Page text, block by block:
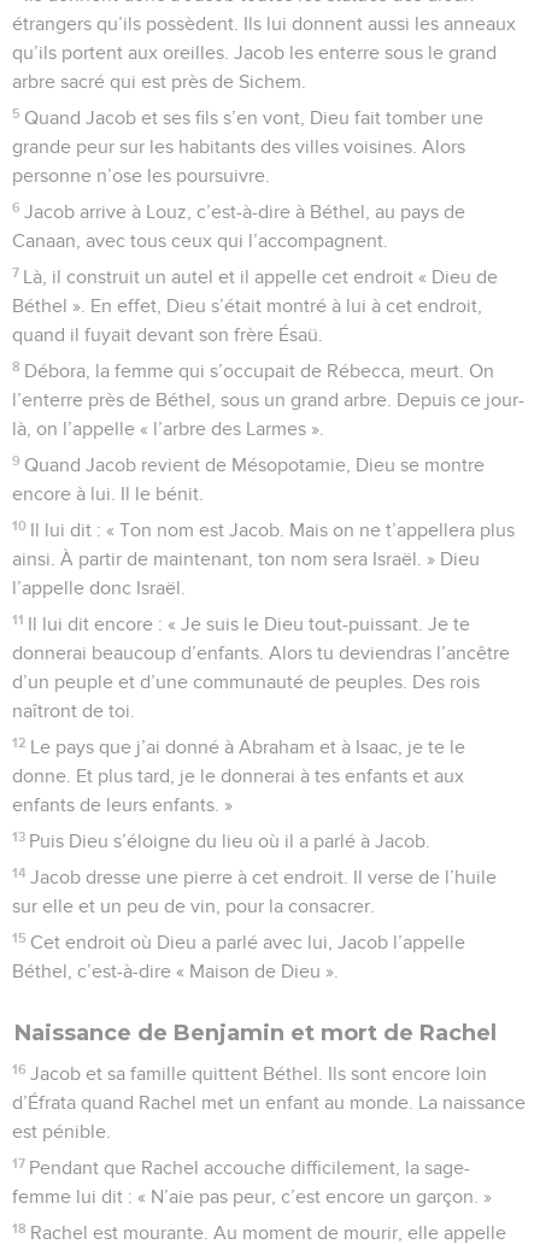
étrangers qu’ils possèdent. Ils lui donnent aussi les anneaux
qu’ils portent aux oreilles. Jacob les enterre sous le grand
arbre sacré qui est près de Sichem.
5 Quand Jacob et ses fils s’en vont, Dieu fait tomber une
grande peur sur les habitants des villes voisines. Alors
personne n’ose les poursuivre.
6 Jacob arrive à Louz, c’est-à-dire à Béthel, au pays de
Canaan, avec tous ceux qui l’accompagnent.
7 Là, il construit un autel et il appelle cet endroit « Dieu de
Béthel ». En effet, Dieu s’était montré à lui à cet endroit,
quand il fuyait devant son frère Ésaü.
8 Débora, la femme qui s’occupait de Rébecca, meurt. On
l’enterre près de Béthel, sous un grand arbre. Depuis ce jour-
là, on l’appelle « l’arbre des Larmes ».
9 Quand Jacob revient de Mésopotamie, Dieu se montre
encore à lui. Il le bénit.
10 Il lui dit : « Ton nom est Jacob. Mais on ne t’appellera plus
ainsi. À partir de maintenant, ton nom sera Israël. » Dieu
l’appelle donc Israël.
11 Il lui dit encore : « Je suis le Dieu tout-puissant. Je te
donnerai beaucoup d’enfants. Alors tu deviendras l’ancêtre
d’un peuple et d’une communauté de peuples. Des rois
naîtront de toi.
12 Le pays que j’ai donné à Abraham et à Isaac, je te le
donne. Et plus tard, je le donnerai à tes enfants et aux
enfants de leurs enfants. »
13 Puis Dieu s’éloigne du lieu où il a parlé à Jacob.
14 Jacob dresse une pierre à cet endroit. Il verse de l’huile
sur elle et un peu de vin, pour la consacrer.
15 Cet endroit où Dieu a parlé avec lui, Jacob l’appelle
Béthel, c’est-à-dire « Maison de Dieu ».
Naissance de Benjamin et mort de Rachel
16 Jacob et sa famille quittent Béthel. Ils sont encore loin
d’Éfrata quand Rachel met un enfant au monde. La naissance
est pénible.
17 Pendant que Rachel accouche difficilement, la sage-
femme lui dit : « N’aie pas peur, c’est encore un garçon. »
18 Rachel est mourante. Au moment de mourir, elle appelle